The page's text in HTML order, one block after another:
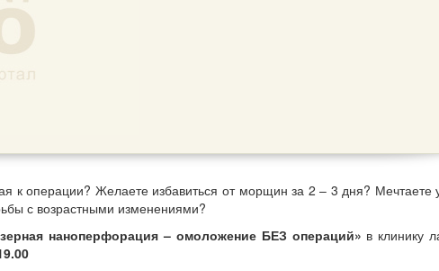
к операции? Желаете избавиться от морщин за 2 – 3 дня? Мечтаете
с возрастными изменениями?
наноперфорация – омоложение БЕЗ операций» в клинику